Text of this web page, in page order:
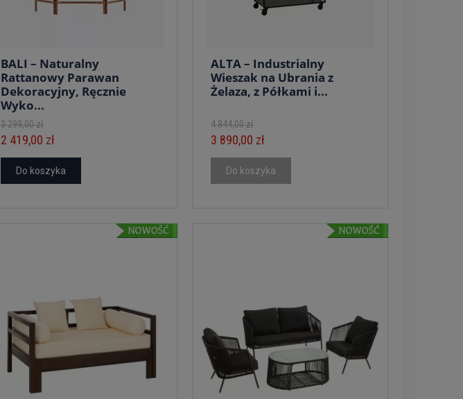
BALI – Naturalny
Rattanowy Parawan
Dekoracyjny, Ręcznie
Wyko...
3 299,00 zł
2 419,00 zł
Do koszyka
ALTA – Industrialny
Wieszak na Ubrania z
Żelaza, z Półkami i...
4 844,00 zł
3 890,00 zł
Do koszyka